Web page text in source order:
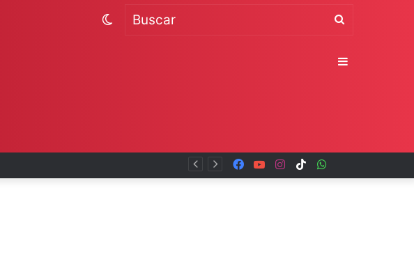
TikTok
Instagram
YouTube
Facebook
Buscar
Switch
Sidebar